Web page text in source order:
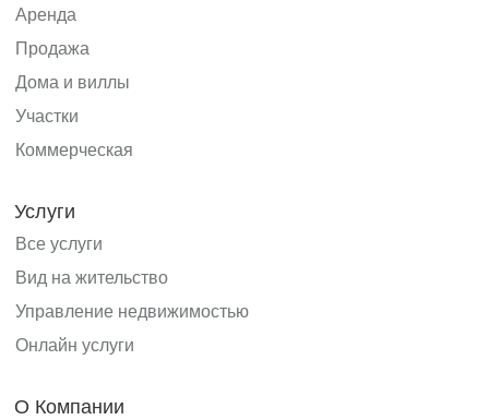
Аренда
Продажа
Дома и виллы
Участки
Коммерческая
Услуги
Все услуги
Вид на жительство
Управление недвижимостью
Онлайн услуги
О Компании